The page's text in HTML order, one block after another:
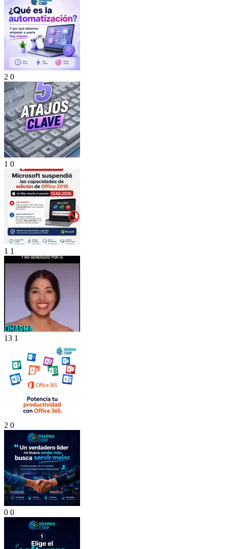
2 0
1 0
1 1
13 1
2 0
0 0